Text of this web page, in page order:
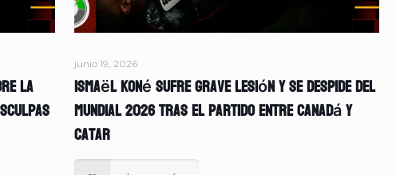
la
junio 19, 2026
Ismaël Koné sufre grave lesión y se despide del
Mundial 2026 tras el partido entre Canadá y
Catar